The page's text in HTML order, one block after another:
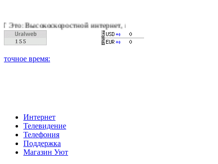
интернет, качественное цифровое и кабельное
Интернет
Телевидение
Телефония
Поддержка
Магазин Уют